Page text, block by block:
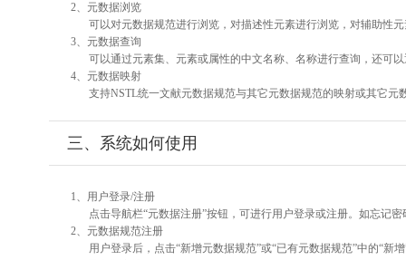
2、元数据浏览
可以对元数据规范进行浏览，对描述性元素进行浏览，对辅助性
3、元数据查询
可以通过元素集、元素或属性的中文名称、名称进行查询，还可
4、元数据映射
支持NSTL统一文献元数据规范与其它元数据规范的映射或其它元
三、系统如何使用
1、用户登录/注册
点击导航栏“元数据注册”按钮，可进行用户登录或注册。如忘记
2、元数据规范注册
用户登录后，点击“新增元数据规范”或“已有元数据规范”中的“新